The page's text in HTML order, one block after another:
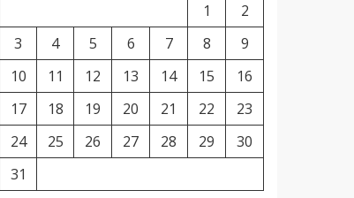
1
2
3
4 5 6 7 8
9
10
11 12 13 14 15
16
17
18 19 20 21 22
23
24
25 26 27 28 29
30
31